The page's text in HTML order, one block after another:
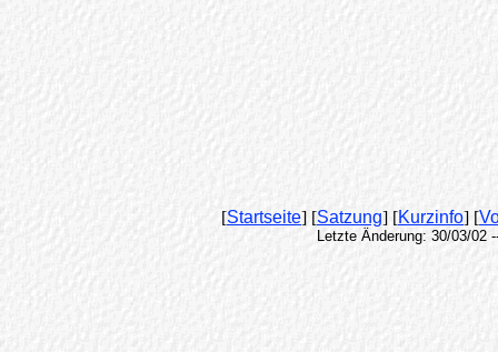
[Startseite] [Satzung] [Kurzinfo] [
Letzte Änderung: 30/03/02